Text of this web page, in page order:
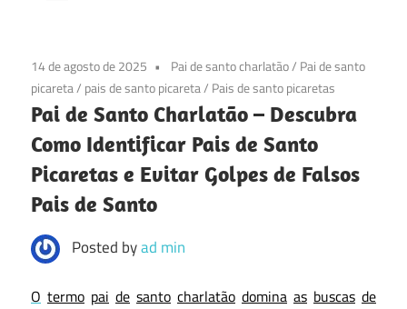
14 de agosto de 2025 Pai de santo charlatão/ Pai de santo
picareta/ pais de santo picareta/ Pais de santo picaretas
Pai de Santo Charlatão – Descubra
Como Identificar Pais de Santo
Picaretas e Evitar Golpes de Falsos
Pais de Santo
Posted byad min
O termo pai de santo charlatão domina as buscas de